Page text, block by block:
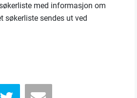
med informasjon om
søkerliste sendes ut ved